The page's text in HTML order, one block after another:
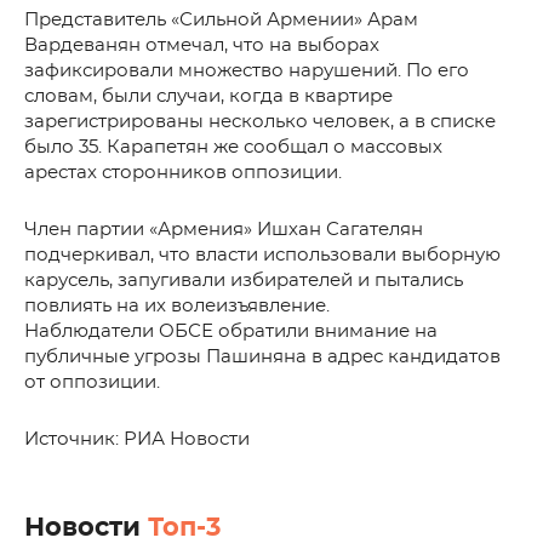
Представитель «Сильной Армении» Арам
Вардеванян отмечал, что на выборах
зафиксировали множество нарушений. По его
словам, были случаи, когда в квартире
зарегистрированы несколько человек, а в списке
было 35. Карапетян же сообщал о массовых
арестах сторонников оппозиции.
Член партии «Армения» Ишхан Сагателян
подчеркивал, что власти использовали выборную
карусель, запугивали избирателей и пытались
повлиять на их волеизъявление.
Наблюдатели ОБСЕ обратили внимание на
публичные угрозы Пашиняна в адрес кандидатов
от оппозиции.
Источник: РИА Новости
Новости Топ-3